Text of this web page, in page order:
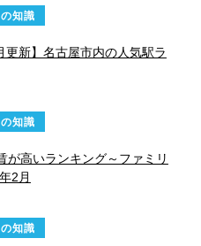
知識
更新】名古屋市内の人気駅ラ
知識
が高いランキング～ファミリ
2月
知識